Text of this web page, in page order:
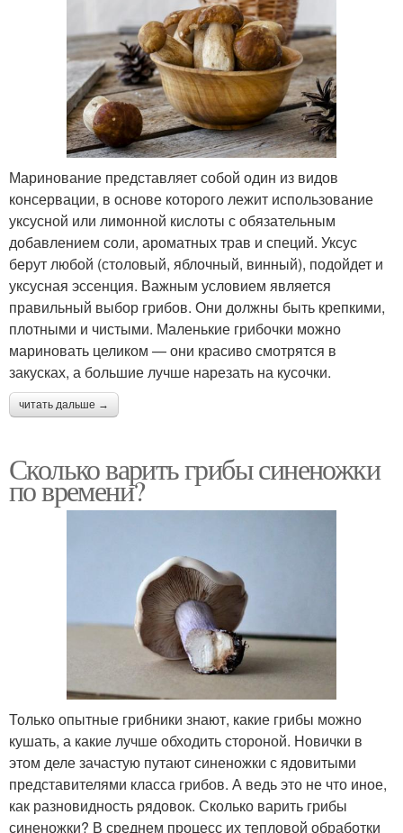
Маринование представляет собой один из видов
консервации, в основе которого лежит использование
уксусной или лимонной кислоты с обязательным
добавлением соли, ароматных трав и специй. Уксус
берут любой (столовый, яблочный, винный), подойдет и
уксусная эссенция. Важным условием является
правильный выбор грибов. Они должны быть крепкими,
плотными и чистыми. Маленькие грибочки можно
мариновать целиком — они красиво смотрятся в
закусках, а большие лучше нарезать на кусочки.
читать дальше →
Сколько варить грибы синеножки
по времени?
Только опытные грибники знают, какие грибы можно
кушать, а какие лучше обходить стороной. Новички в
этом деле зачастую путают синеножки с ядовитыми
представителями класса грибов. А ведь это не что иное,
как разновидность рядовок. Сколько варить грибы
синеножки? В среднем процесс их тепловой обработки